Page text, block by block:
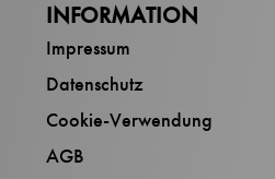
INFORMATION
Impressum
Datenschutz
Cookie-Verwendung
AGB